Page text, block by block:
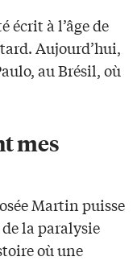
écrit à l’âge de
Aujourd’hui,
au Brésil, où
mes
Martin puisse
la paralysie
où une